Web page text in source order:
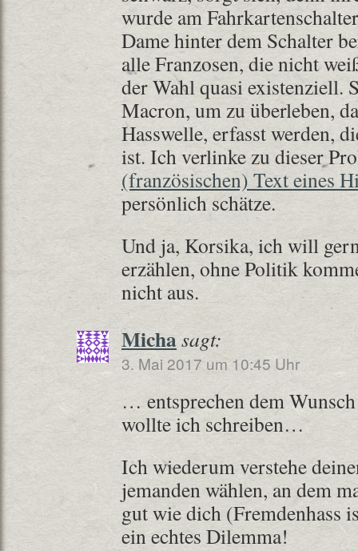
wurde am
Dame hinter dem Schalter
alle Franzosen, die nicht
der Wahl quasi existenziell.
Macron, um zu überleben,
Hasswelle, erfasst werden,
ist. Ich verlinke zu dieser
(französischen) Text eines
persönlich schätze.
Und ja, Korsika, ich will
erzählen, ohne Politik
nicht aus.
Michasagt:
3. Mai 2017 um 10:45 Uhr
… entsprechen dem
wollte ich schreiben…
Ich wiederum verstehe
jemanden wählen, an dem
gut wie dich (Fremdenhass
ein echtes Dilemma!